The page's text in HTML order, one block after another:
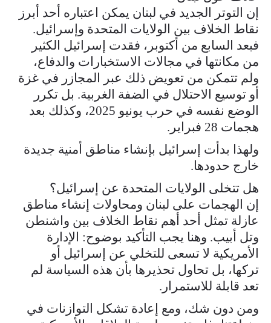
إن التوتر الجديد في لبنان يمكن اعتباره أحد أبرز
نقاط الخلاف بين الولايات المتحدة وإسرائيل.
فبعد السابع من أكتوبر، فقدت إسرائيل الكثير
من مكانتها في مجالات الاستخبارات والدفاع،
ولم تتمكن من تعويض ذلك عبر المجازر في غزة
أو توسيع الاحتلال في الضفة الغربية. بل تكرر
الوضع نفسه في حرب يونيو 2025، وكذلك بعد
هجمات 28 فبراير.
ولهذا بدأت إسرائيل بإنشاء مناطق أمنية جديدة
خارج حدودها.
هل تتخلى الولايات المتحدة عن إسرائيل؟
إن الهجمات على لبنان ومحاولات إنشاء مناطق
عازلة تمثل أحد أهم نقاط الخلاف بين واشنطن
وتل أبيب. وهنا يجب التأكيد بوضوح: الإدارة
الأمريكية لا تسعى للتخلي عن إسرائيل أو
تركها، بل تحاول تحذيرها بأن هذه السياسة لم
تعد قابلة للاستمرار.
ومن دون شك، ومع إعادة تشكل التوازنات في